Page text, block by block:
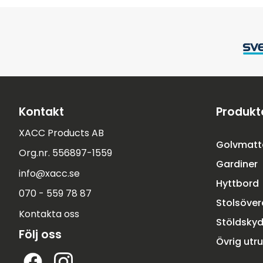
Kontakt
XACC Products AB
Org.nr. 556897-1559
info@xacc.se
070 - 559 78 87
Kontakta oss
Följ oss
Gardiner
Hyttbord
Övrig